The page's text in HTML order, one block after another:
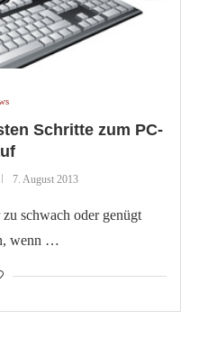
Schritte zum PC-
7. August 2013
schwach oder genügt
wenn …